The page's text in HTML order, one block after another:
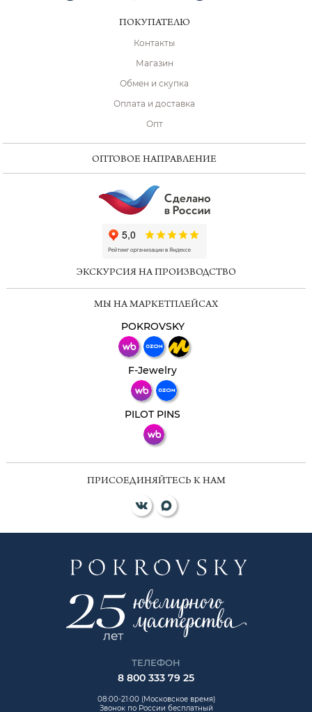
ПОКУПАТЕЛЮ
Контакты
Магазин
Обмен и скупка
Оплата и доставка
Опт
ОПТОВОЕ НАПРАВЛЕНИЕ
ЭКСКУРСИЯ НА ПРОИЗВОДСТВО
МЫ НА МАРКЕТПЛЕЙСАХ
POKROVSKY
F-Jewelry
PILOT PINS
ПРИСОЕДИНЯЙТЕСЬ К НАМ
ТЕЛЕФОН
8 800 333 79 25
08:00-21:00 (Московское время)
Звонок по России бесплатный